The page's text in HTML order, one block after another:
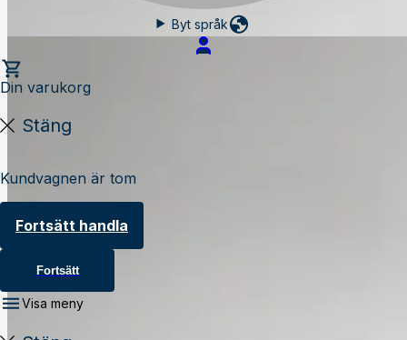
Byt språk
Din varukorg
Stäng
Kundvagnen är tom
Fortsätt handla
Fortsätt
Visa meny